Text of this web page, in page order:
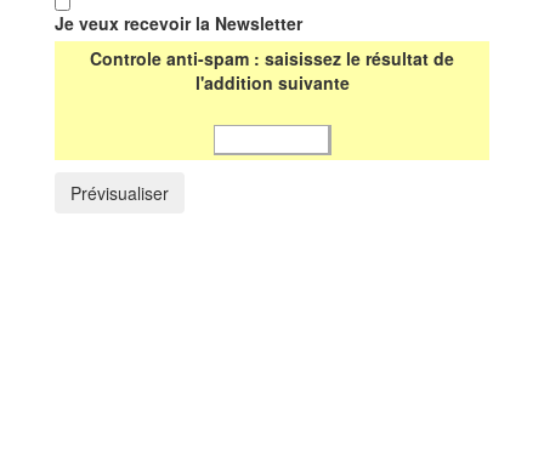
Je veux recevoir la Newsletter
Controle anti-spam : saisissez le résultat de
l'addition suivante